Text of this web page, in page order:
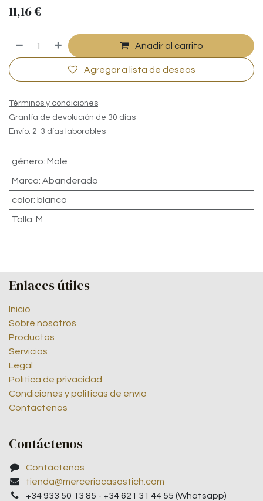
11,16€
Añadir al carrito
Agregar a lista de deseos
Términos y condiciones
Grantía de devolución de 30 días
Envío: 2-3 días laborables
género: Male
Marca: Abanderado
color: blanco
Talla: M
Enlaces útiles
Inicio
Sobre nosotros
Productos
Servicios
Legal
Política de privacidad
Condiciones y politicas de envío
Contáctenos
Contáctenos
Contáctenos
tienda@merceriacasastich.com
+34 933 50 13 85 - +34 621 31 44 55 (Whatsapp)